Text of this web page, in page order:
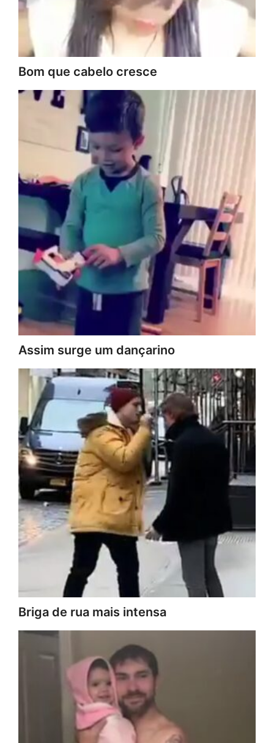
Bom que cabelo cresce
Assim surge um dançarino
Briga de rua mais intensa